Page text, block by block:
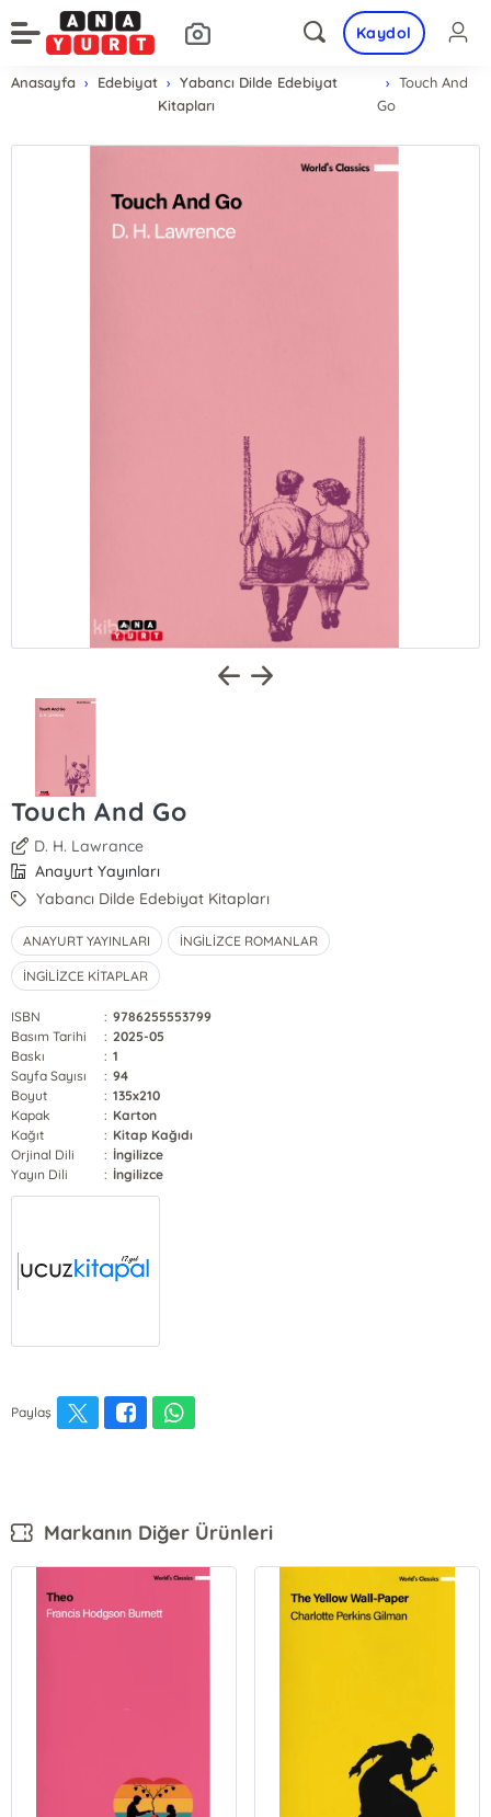
Kaydol
Anasayfa Edebiyat
Yabancı Dilde Edebiyat
Kitapları
Touch And
Go
Touch And Go
D. H. Lawrance
Anayurt Yayınları
Yabancı Dilde Edebiyat Kitapları
ANAYURT YAYINLARI İNGİLİZCE ROMANLAR
İNGİLİZCE KİTAPLAR
ISBN : 9786255553799
Basım Tarihi
: 2025-05
Baskı
: 1
Sayfa Sayısı
: 94
Boyut
: 135x210
Kapak
: Karton
Kağıt
: Kitap Kağıdı
Orjinal Dili
: İngilizce
Yayın Dili
: İngilizce
Paylaş
Markanın Diğer Ürünleri